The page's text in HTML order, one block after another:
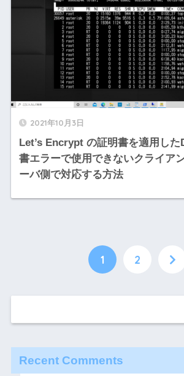
2021年10月3日
Let’s Encrypt の証明書を適用した
書エラーで使用できないクライア
ーバ側で対応する方法
1 2
Recent Comments